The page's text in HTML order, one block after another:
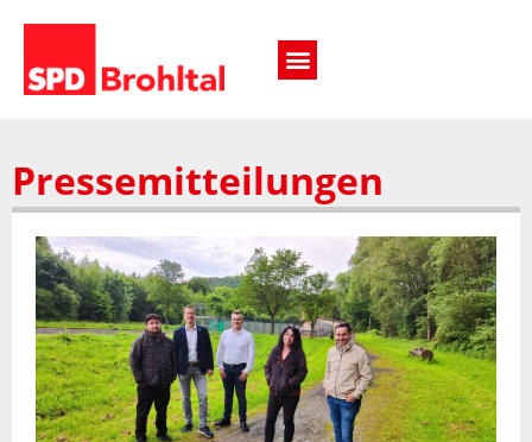
Pressemitteilungen